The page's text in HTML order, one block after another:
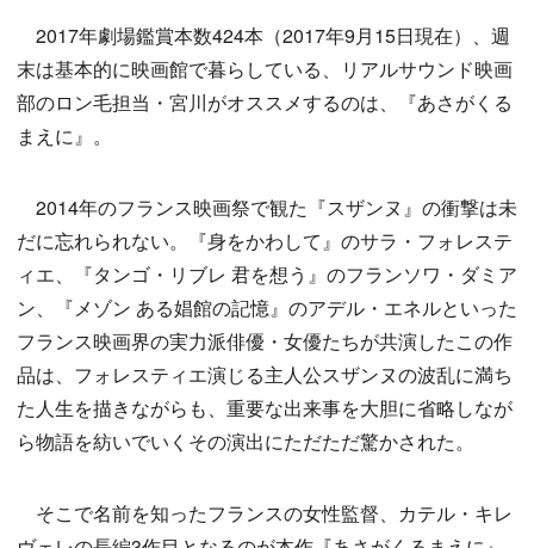
2017年劇場鑑賞本数424本（2017年9月15日現在）、週
末は基本的に映画館で暮らしている、リアルサウンド映画
部のロン毛担当・宮川がオススメするのは、『あさがくる
まえに』。
2014年のフランス映画祭で観た『スザンヌ』の衝撃は未
だに忘れられない。『身をかわして』のサラ・フォレステ
ィエ、『タンゴ・リブレ 君を想う』のフランソワ・ダミア
ン、『メゾン ある娼館の記憶』のアデル・エネルといった
フランス映画界の実力派俳優・女優たちが共演したこの作
品は、フォレスティエ演じる主人公スザンヌの波乱に満ち
た人生を描きながらも、重要な出来事を大胆に省略しなが
ら物語を紡いでいくその演出にただただ驚かされた。
そこで名前を知ったフランスの女性監督、カテル・キレ